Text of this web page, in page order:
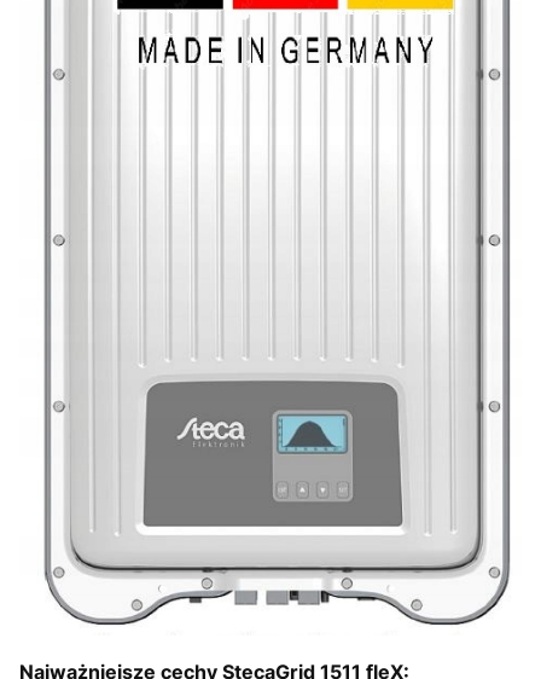
Najważniejsze cechy StecaGrid 1511 fleX: